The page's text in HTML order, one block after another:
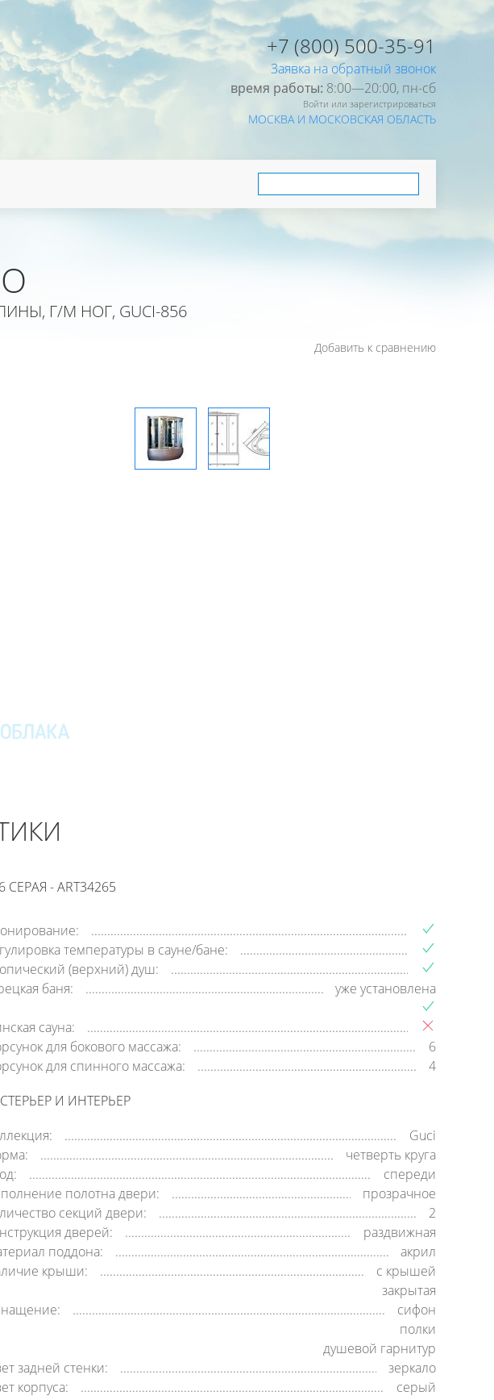
+7 (800) 500-35-91
Заявка на обратный звонок
время работы: 8:00—20:00, пн-cб
Войти или зарегистрироваться
МОСКВА И МОСКОВСКАЯ ОБЛАСТЬ
Г/М НОГ, GUCI-856
Добавить к сравнению
- ART34265
температуры в сауне/бане:
(верхний) душ:
баня:
уже установлена
сауна:
для бокового массажа:
6
для спинного массажа:
4
И ИНТЕРЬЕР
Guci
четверть круга
спереди
полотна двери:
прозрачное
секций двери:
2
дверей:
раздвижная
поддона:
акрил
крыши:
c крышей
закрытая
сифон
полки
душевой гарнитур
задней стенки:
зеркало
корпуса:
серый